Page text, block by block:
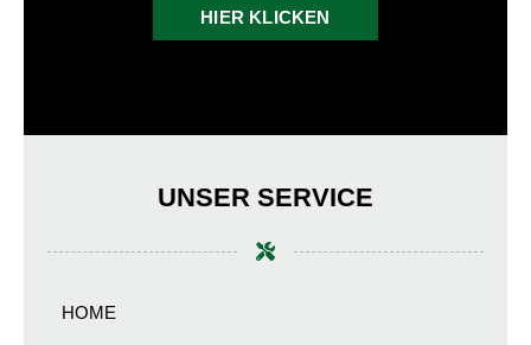
HIER KLICKEN
UNSER SERVICE
HOME